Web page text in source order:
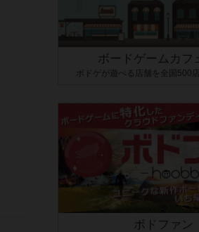
ボードゲームカフ
ボドゲが遊べる店舗を全国500
ボドファン